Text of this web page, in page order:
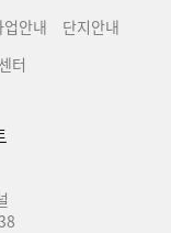
업안내
단지안내
터